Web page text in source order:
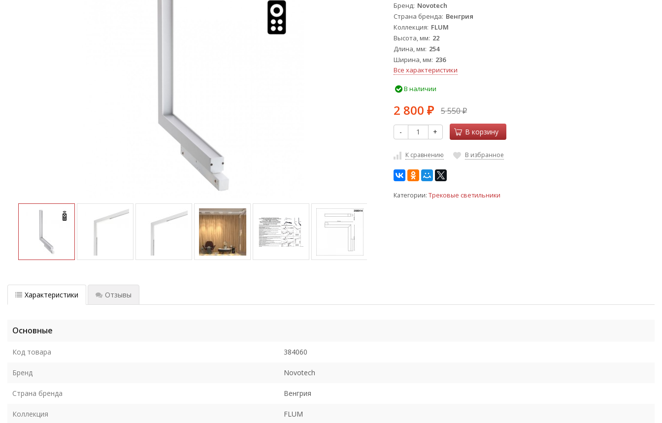
Бренд Novotech
Страна бренда Венгрия
Коллекция FLUM
Высота, мм 22
Длина, мм 254
Ширина, мм 236
Все характеристики
В наличии
2 800 ₽ 5 550₽
- + В корзину
К сравнению В избранное
Категории: Трековые светильники
Характеристики Отзывы
Основные
Код товара 384060
Бренд Novotech
Страна бренда Венгрия
Коллекция FLUM